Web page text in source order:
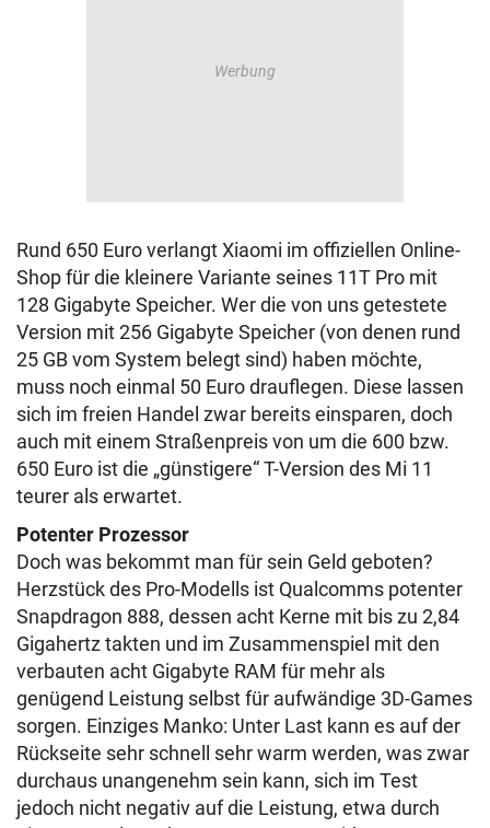
Rund 650 Euro verlangt Xiaomi im offiziellen Online-
Shop für die kleinere Variante seines 11T Pro mit
128 Gigabyte Speicher. Wer die von uns getestete
Version mit 256 Gigabyte Speicher (von denen rund
25 GB vom System belegt sind) haben möchte,
muss noch einmal 50 Euro drauflegen. Diese lassen
sich im freien Handel zwar bereits einsparen, doch
auch mit einem Straßenpreis von um die 600 bzw.
650 Euro ist die „günstigere“ T-Version des Mi 11
teurer als erwartet.
Potenter Prozessor
Doch was bekommt man für sein Geld geboten?
Herzstück des Pro-Modells ist Qualcomms potenter
Snapdragon 888, dessen acht Kerne mit bis zu 2,84
Gigahertz takten und im Zusammenspiel mit den
verbauten acht Gigabyte RAM für mehr als
genügend Leistung selbst für aufwändige 3D-Games
sorgen. Einziges Manko: Unter Last kann es auf der
Rückseite sehr schnell sehr warm werden, was zwar
durchaus unangenehm sein kann, sich im Test
jedoch nicht negativ auf die Leistung, etwa durch